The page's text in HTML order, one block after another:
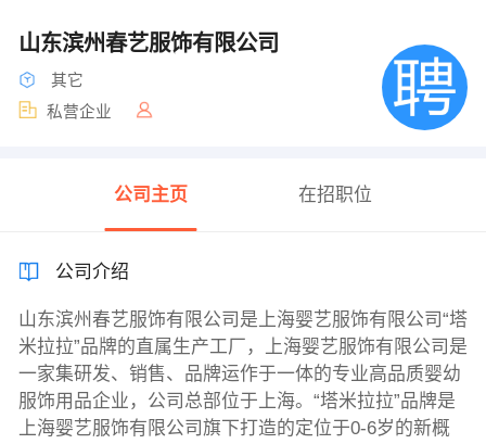
山东滨州春艺服饰有限公司
其它
私营企业
公司主页 在招职位
公司介绍
山东滨州春艺服饰有限公司是上海婴艺服饰有限公司“塔
米拉拉”品牌的直属生产工厂，上海婴艺服饰有限公司是
一家集研发、销售、品牌运作于一体的专业高品质婴幼
服饰用品企业，公司总部位于上海。“塔米拉拉”品牌是
上海婴艺服饰有限公司旗下打造的定位于0-6岁的新概